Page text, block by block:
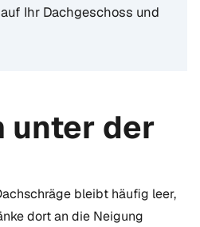
Ihr Dachgeschoss und
unter der
bleibt häufig leer,
dort an die Neigung